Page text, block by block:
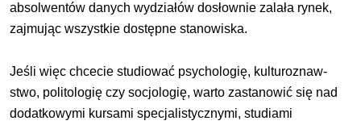
absolwentów danych wydziałów dosłownie zalała rynek,
zajmując wszystkie dostępne stanowiska.
Jeśli więc chcecie studiować psychologię, kulturoznaw­
stwo, politologię czy socjologię, warto zastanowić się nad
dodatkowymi kursami specjalistycznymi, studiami